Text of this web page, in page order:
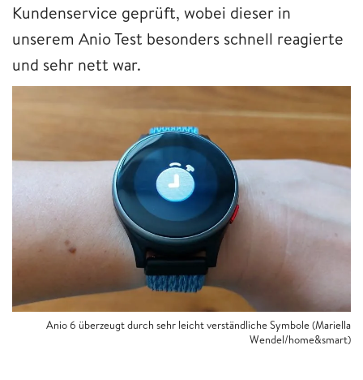
Kundenservice geprüft, wobei dieser in
unserem Anio Test besonders schnell reagierte
und sehr nett war.
Anio 6 überzeugt durch sehr leicht verständliche Symbole (Mariella
Wendel/home&smart)